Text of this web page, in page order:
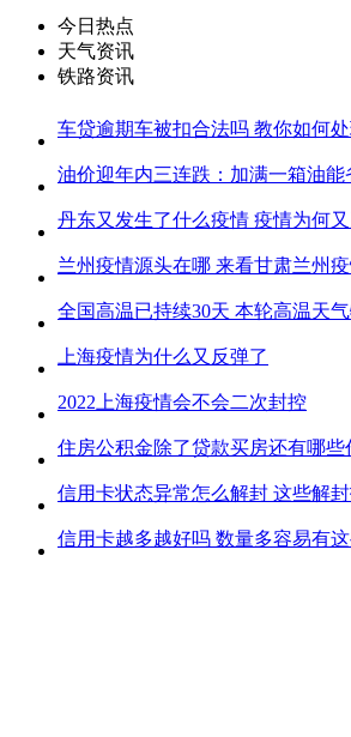
今日热点
天气资讯
铁路资讯
车贷逾期车被扣合法吗 教你如何处
油价迎年内三连跌：加满一箱油能
丹东又发生了什么疫情 疫情为何
兰州疫情源头在哪 来看甘肃兰州
全国高温已持续30天 本轮高温天
上海疫情为什么又反弹了
2022上海疫情会不会二次封控
住房公积金除了贷款买房还有哪些
信用卡状态异常怎么解封 这些解
信用卡越多越好吗 数量多容易有